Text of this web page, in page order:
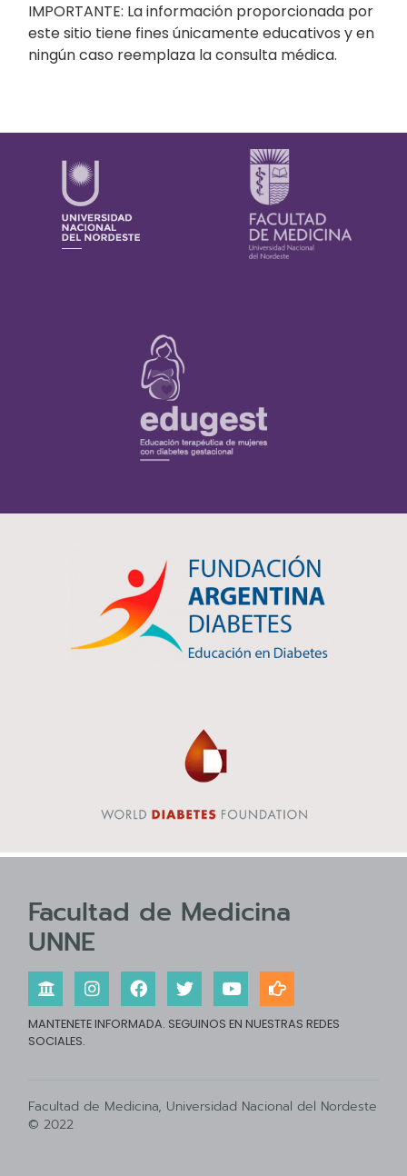
IMPORTANTE: La información proporcionada por
este sitio tiene fines únicamente educativos y en
ningún caso reemplaza la consulta médica.
Facultad de Medicina
UNNE
MANTENETE INFORMADA. SEGUINOS EN NUESTRAS REDES
SOCIALES.
Facultad de Medicina, Universidad Nacional del Nordeste
© 2022